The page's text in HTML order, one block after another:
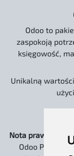
Odoo to
zaspokoją
księgowość,
Unikalną
Nota prawna:
Odoo Pro